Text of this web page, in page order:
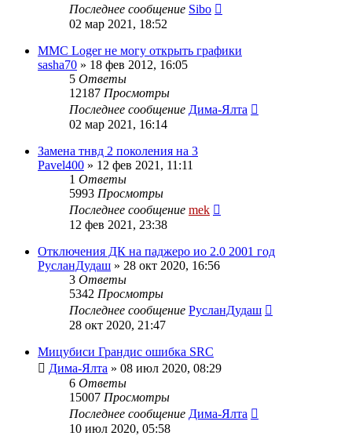
Последнее сообщение Sibo
02 мар 2021, 18:52
MMC Loger не могу открыть графики
sasha70 » 18 фев 2012, 16:05
5 Ответы
12187 Просмотры
Последнее сообщение Дима-Ялта
02 мар 2021, 16:14
Замена тнвд 2 поколения на 3
Pavel400 » 12 фев 2021, 11:11
1 Ответы
5993 Просмотры
Последнее сообщение mek
12 фев 2021, 23:38
Отключения ДК на паджеро ио 2.0 2001 год
РусланДудаш » 28 окт 2020, 16:56
3 Ответы
5342 Просмотры
Последнее сообщение РусланДудаш
28 окт 2020, 21:47
Мицубиси Грандис ошибка SRC
Дима-Ялта » 08 июл 2020, 08:29
6 Ответы
15007 Просмотры
Последнее сообщение Дима-Ялта
10 июл 2020, 05:58